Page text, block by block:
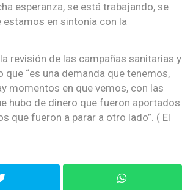
esperanza, se está trabajando, se
estamos en sintonía con la
revisión de las campañas sanitarias y
“es una demanda que tenemos,
momentos en que vemos, con las
hubo de dinero que fueron aportados
que fueron a parar a otro lado”. ( El